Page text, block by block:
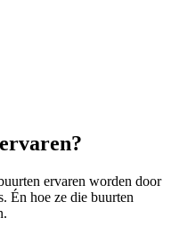
ervaren worden door
Én hoe ze die buurten